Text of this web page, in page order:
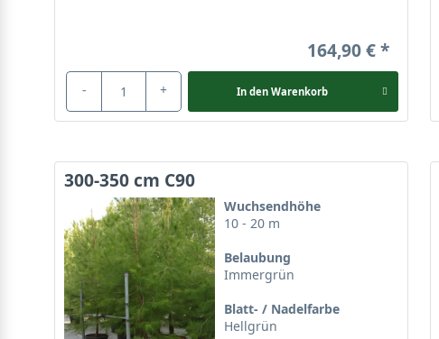
164,90 €
- + In den Warenkorb
300-350 cm C90
Wuchsendhöhe
10 - 20 m
Belaubung
Immergrün
Blatt- / Nadelfarbe
Hellgrün